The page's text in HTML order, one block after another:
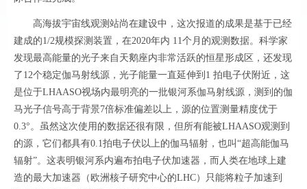
高海拔宇宙线观测站尚在建设中，这次报道的成果是基于已经
建成的1/2规模探测装置，在2020年内 11个月的观测数据。科学家
发现最高能量的光子来自天鹅座内非常活跃的恒星形成区，还发现
了12个稳定伽马射线源，光子能量一直延伸到1 拍电子伏附近，这
是位于LHAASO视场内最明亮的一批银河系伽马射线源，测到的伽
马光子信号高于背景7倍标准偏差以上，源的位置测量精度优于
0.3°。虽然这次使用的数据还很有限，但所有能被LHAASO观测到
的源，它们都具有0.1拍电子伏以上的伽马辐射，也叫“超高能伽马
辐射”。这表明银河系内遍布拍电子伏加速器，而人类在地球上建
造的最大加速器（欧洲核子研究中心的LHC）只能将粒子加速到